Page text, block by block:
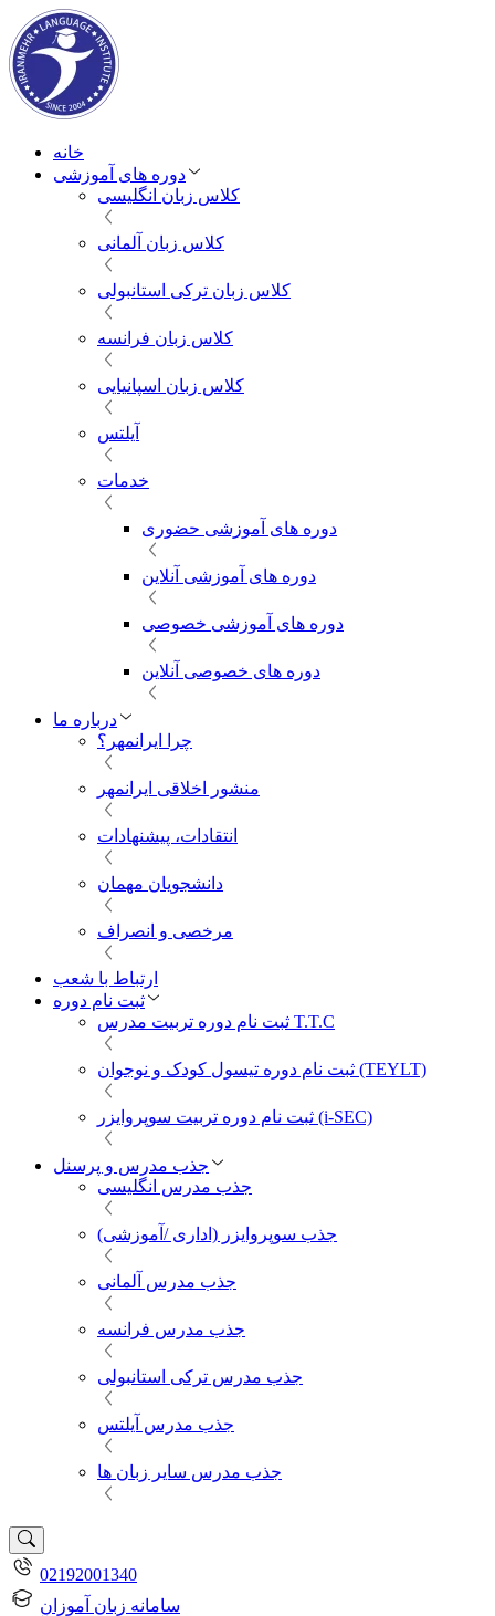
خانه
دوره های آموزشی
کلاس زبان انگلیسی
کلاس زبان آلمانی
کلاس زبان ترکی استانبولی
کلاس زبان فرانسه
کلاس زبان اسپانیایی
آیلتس
خدمات
دوره های آموزشی حضوری
دوره های آموزشی آنلاین
دوره های آموزشی خصوصی
دوره های خصوصی آنلاین
درباره ما
چرا ایرانمهر؟
منشور اخلاقی ایرانمهر
انتقادات، پیشنهادات
دانشجویان مهمان
مرخصی و انصراف
ارتباط با شعب
ثبت نام دوره
ثبت نام دوره تربیت مدرس T.T.C
ثبت نام دوره تیسول کودک و نوجوان (TEYLT)
ثبت نام دوره تربیت سوپروایزر (i-SEC)
جذب مدرس و پرسنل
جذب مدرس انگلیسی
جذب سوپروایزر (اداری /آموزشی)
جذب مدرس آلمانی
جذب مدرس فرانسه
جذب مدرس ترکی استانبولی
جذب مدرس آیلتس
جذب مدرس سایر زبان ها
02192001340
سامانه زبان آموزان